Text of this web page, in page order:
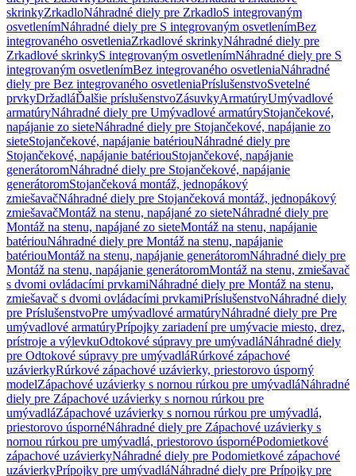
skrinkyZrkadloNáhradné diely pre ZrkadloS integrovaným
osvetlenímNáhradné diely pre S integrovaným osvetlenímBez
integrovaného osvetleniaZrkadlové skrinkyNáhradné diely pre
Zrkadlové skrinkyS integrovaným osvetlenímNáhradné diely pre S
integrovaným osvetlenímBez integrovaného osvetleniaNáhradné
diely pre Bez integrovaného osvetleniaPríslušenstvoSvetelné
prvkyDržadláĎalšie príslušenstvoZásuvkyArmatúryUmývadlové
armatúryNáhradné diely pre Umývadlové armatúryStojančekové,
napájanie zo sieteNáhradné diely pre Stojančekové, napájanie zo
sieteStojančekové, napájanie batériouNáhradné diely pre
Stojančekové, napájanie batériouStojančekové, napájanie
generátoromNáhradné diely pre Stojančekové, napájanie
generátoromStojančeková montáž, jednopákový
zmiešavačNáhradné diely pre Stojančeková montáž, jednopákový
zmiešavačMontáž na stenu, napájané zo sieteNáhradné diely pre
Montáž na stenu, napájané zo sieteMontáž na stenu, napájanie
batériouNáhradné diely pre Montáž na stenu, napájanie
batériouMontáž na stenu, napájanie generátoromNáhradné diely pre
Montáž na stenu, napájanie generátoromMontáž na stenu, zmiešavač
s dvomi ovládacími prvkamiNáhradné diely pre Montáž na stenu,
zmiešavač s dvomi ovládacími prvkamiPríslušenstvoNáhradné diely
pre PríslušenstvoPre umývadlové armatúryNáhradné diely pre Pre
umývadlové armatúryPrípojky zariadení pre umývacie miesto, drez,
prístroje a výlevkuOdtokové súpravy pre umývadláNáhradné diely
pre Odtokové súpravy pre umývadláRúrkové zápachové
uzávierkyRúrkové zápachové uzávierky, priestorovo úsporný
modelZápachové uzávierky s nornou rúrkou pre umývadláNáhradné
diely pre Zápachové uzávierky s nornou rúrkou pre
umývadláZápachové uzávierky s nornou rúrkou pre umývadlá,
priestorovo úspornéNáhradné diely pre Zápachové uzávierky s
nornou rúrkou pre umývadlá, priestorovo úspornéPodomietkové
zápachové uzávierkyNáhradné diely pre Podomietkové zápachové
uzávierkyPrípojky pre umývadláNáhradné diely pre Prípojky pre